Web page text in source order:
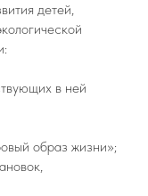
детей,
в ней
образ жизни»;